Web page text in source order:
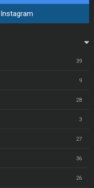
Instagram
39
9
28
3
27
36
26